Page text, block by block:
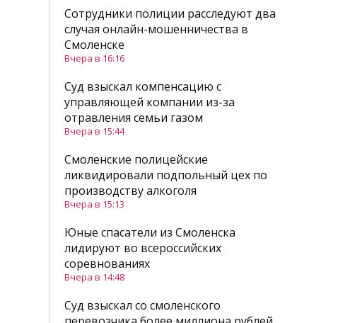
Сотрудники полиции расследуют два
случая онлайн-мошенничества в
Смоленске
Вчера в 16:16
Суд взыскал компенсацию с
управляющей компании из-за
отравления семьи газом
Вчера в 15:44
Смоленские полицейские
ликвидировали подпольный цех по
производству алкоголя
Вчера в 15:13
Юные спасатели из Смоленска
лидируют во всероссийских
соревнованиях
Вчера в 14:48
Суд взыскал со смоленского